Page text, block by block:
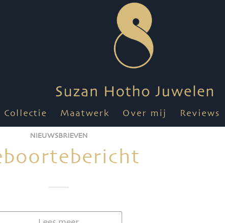
Collectie Maatwerk Over mij Reviews
NIEUWSBRIEVEN